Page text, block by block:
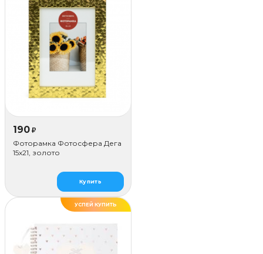
190 ₽
Фоторамка Фотосфера Дега
15x21, золото
Купить
УСПЕЙ КУПИТЬ